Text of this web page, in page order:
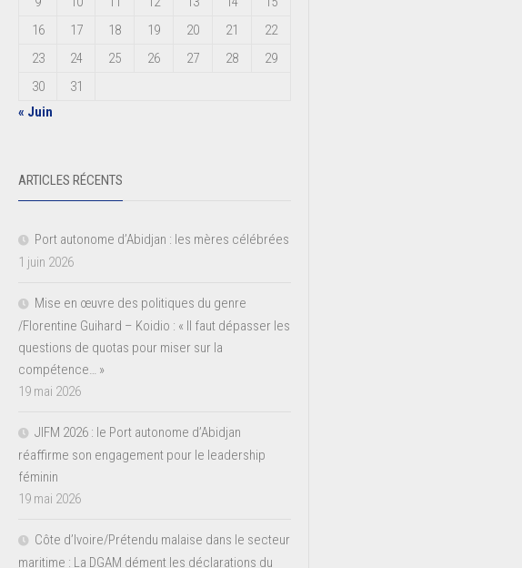
16
17 18 19 20 21
22
23
24 25 26 27 28
29
30
31
« Juin
ARTICLES RÉCENTS
Port autonome d’Abidjan : les mères célébrées
1 juin 2026
Mise en œuvre des politiques du genre
/Florentine Guihard – Koidio : « Il faut dépasser les
questions de quotas pour miser sur la
compétence… »
19 mai 2026
JIFM 2026 : le Port autonome d’Abidjan
réaffirme son engagement pour le leadership
féminin
19 mai 2026
Côte d’Ivoire/Prétendu malaise dans le secteur
maritime : La DGAM dément les déclarations du